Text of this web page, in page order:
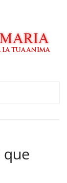
que